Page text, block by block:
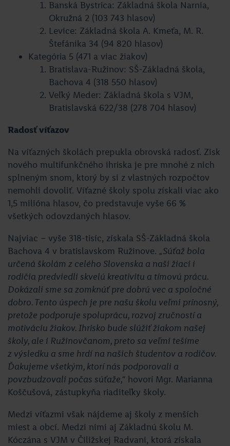
Banská Bystrica: Základná škola Narnia,
Okružná 2 (103 743 hlasov)
Levice: Základná škola A. Kmeťa, M. R.
Štefánika 34 (94 820 hlasov)
Kategória 5 (471 a viac žiakov)
Bratislava-Ružinov: SŠ-Základná škola,
Bachova 4 (318 550 hlasov)
Veľký Meder: Základná škola s VJM,
Bratislavská 622/38 (278 704 hlasov)
Radosť víťazov
Na víťazných školách prepukla obrovská radosť. Zisk
nového multifunkčného ihriska je pre mnohé z nich
splneným snom, ktorý by si z vlastných rozpočtov
nemohli dovoliť. Víťazné školy spolu získali viac ako
1,5 milióna hlasov, čo predstavuje vyše 66 %
všetkých odovzdaných hlasov.
Najviac – vyše 318-tisíc, získala SŠ-Základná škola
Bachova 4 v bratislavskom Ružinove. „Súťaž bola
určená školám z celého Slovenska a naši žiaci i
rodičia predviedli skvelú kreativitu a tímovú prácu.
Dokázali sme sa zomknúť pre dobrú vec a spoločné
dobro. Tento úspech je pre našu školu veľmi prínosný,
pretože podporuje spoluprácu, rozvoj zručností a
motiváciu žiakov. Ihrisko bude slúžiť žiakom našej
školy, ale i Ružinovčanom, preto sa veľmi tešíme
z výsledku a sme hrdí na našich študentov a rodičov.
Ďakujeme všetkým, ktorí nás podporovali a
povzbudzovali počas súťaže,“ hovorí Mgr. Marianna
Koščušová, zástupkyňa riaditeľky školy.
Medzi víťazmi však nájdeme aj školy z menších
miest a obcí. Medzi nimi aj Základnú školu M.
Kóczána s VJM v Čiližskej Radvani, ktorá získala